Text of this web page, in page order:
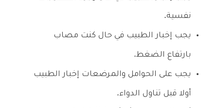
نفسية.
يجب إخبار الطبيب في حال كنت مصاب
بارتفاع الضغط.
يجب على الحوامل والمرضعات إخبار الطبيب
أولا قبل تناول الدواء.